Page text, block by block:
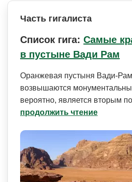
Часть гигалиста
Список гига: Самые
в пустыне Вади Рам
Оранжевая пустыня Вади-
возвышаются
вероятно, является вторым
продолжить чтение